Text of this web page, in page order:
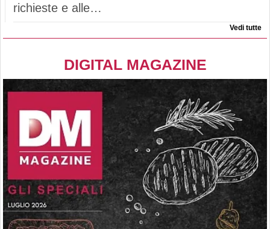
richieste e alle…
Vedi tutte
DIGITAL MAGAZINE